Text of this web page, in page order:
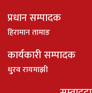
प्रधान सम्पादक
हिरामान तामाङ
कार्यकारी सम्पादक
धु्रव रायमाझी